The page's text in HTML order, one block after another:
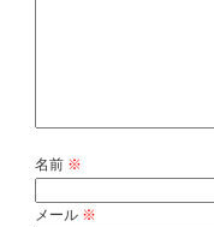
名前 ※
メール ※